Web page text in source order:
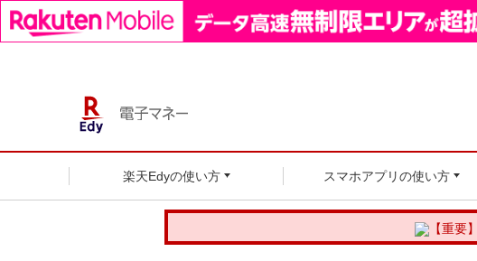
楽天Edyの使い方 スマホアプリの使い方